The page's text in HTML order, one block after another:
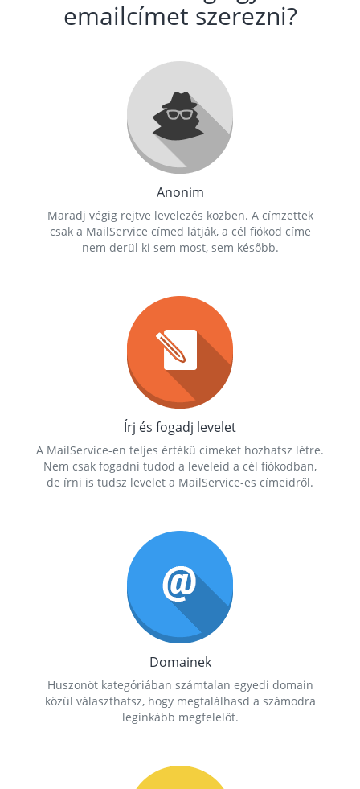
emailcímet szerezni?
Anonim
Maradj végig rejtve levelezés közben. A címzettek
csak a MailService címed látják, a cél fiókod címe
nem derül ki sem most, sem később.
Írj és fogadj levelet
A MailService-en teljes értékű címeket hozhatsz létre.
Nem csak fogadni tudod a leveleid a cél fiókodban,
de írni is tudsz levelet a MailService-es címeidről.
Domainek
Huszonöt kategóriában számtalan egyedi domain
közül választhatsz, hogy megtalálhasd a számodra
leginkább megfelelőt.